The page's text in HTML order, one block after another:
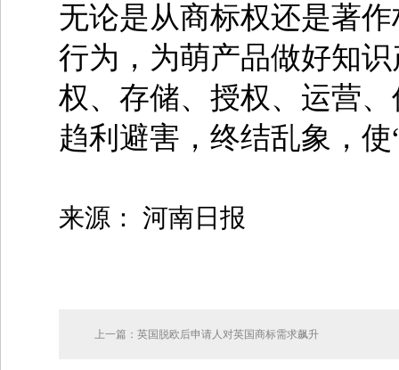
无论是从商标权还是著
行为，为萌产品做好知
权、存储、授权、运营
趋利避害，终结乱象，
来源： 河南日报
上一篇：英国脱欧后申请人对英国商标需求飙升